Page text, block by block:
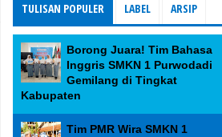
TULISAN POPULER LABEL ARSIP
Borong Juara! Tim Bahasa
Inggris SMKN 1 Purwodadi
Gemilang di Tingkat
Kabupaten
Tim PMR Wira SMKN 1